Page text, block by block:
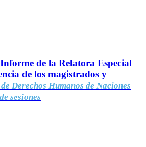
de la Relatora Especial
de los magistrados y
Derechos Humanos de Naciones
sesiones